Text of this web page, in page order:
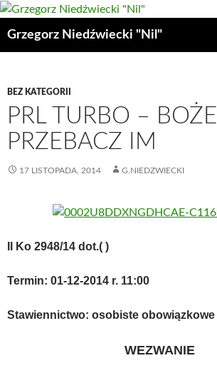
Przejdź
treści
Grzegorz Niedźwiecki "Nil"
BEZ KATEGORII
PRL TURBO – BOŻE
PRZEBACZ IM
17 LISTOPADA, 2014 G.NIEDZWIECKI
II Ko 2948/14 dot.( )
Termin: 01-12-2014 r. 11:00
Stawiennictwo: osobiste obowiązkowe
WEZWANIE